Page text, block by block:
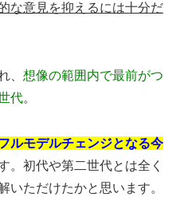
な意見を抑えるには十分だ
、 想像の範囲内で最前がつ
代。
ルモデルチェンジとなる今
。初代や第二世代とは全く
いただけたかと思います。